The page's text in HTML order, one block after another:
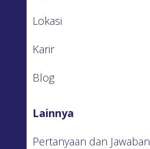
Lokasi
Karir
Blog
Lainnya
Pertanyaan dan Jawaban